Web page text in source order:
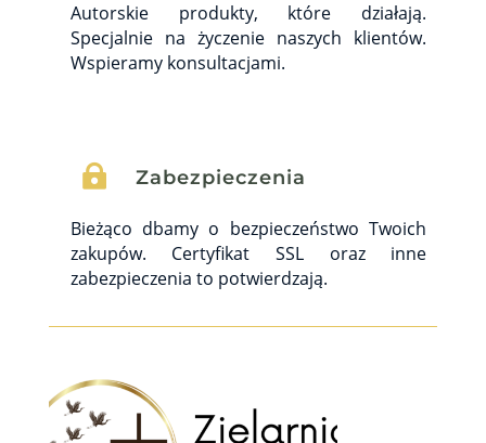
Autorskie produkty, które działają.
Specjalnie na życzenie naszych klientów.
Wspieramy konsultacjami.
 Zabezpieczenia
Bieżąco dbamy o bezpieczeństwo Twoich
zakupów. Certyfikat SSL oraz inne
zabezpieczenia to potwierdzają.